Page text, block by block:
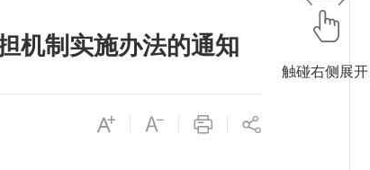
机制实施办法的通知
触碰右侧展开